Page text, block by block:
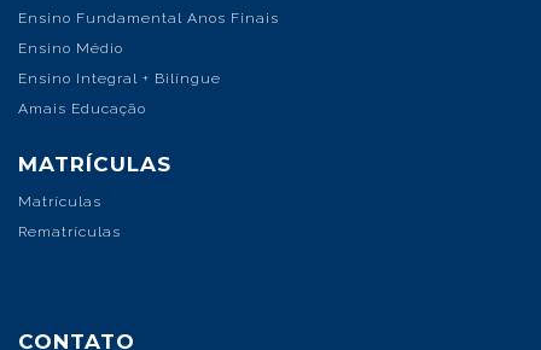
Ensino Integral + Bilíngue